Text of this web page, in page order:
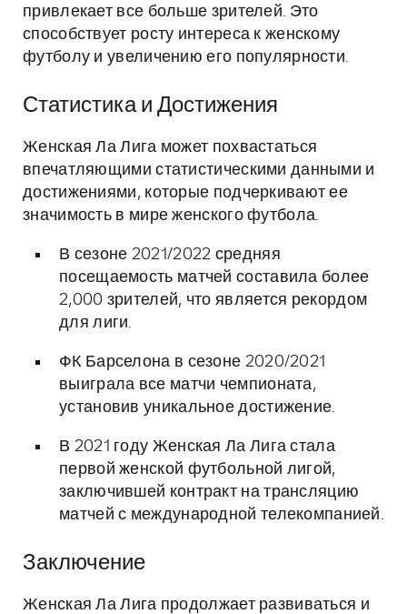
привлекает все больше зрителей. Это
способствует росту интереса к женскому
футболу и увеличению его популярности.
Статистика и Достижения
Женская Ла Лига может похвастаться
впечатляющими статистическими данными и
достижениями, которые подчеркивают ее
значимость в мире женского футбола.
В сезоне 2021/2022 средняя
посещаемость матчей составила более
2,000 зрителей, что является рекордом
для лиги.
ФК Барселона в сезоне 2020/2021
выиграла все матчи чемпионата,
установив уникальное достижение.
В 2021 году Женская Ла Лига стала
первой женской футбольной лигой,
заключившей контракт на трансляцию
матчей с международной телекомпанией.
Заключение
Женская Ла Лига продолжает развиваться и